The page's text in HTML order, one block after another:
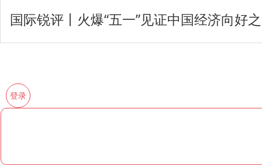
国际锐评丨火爆“五一”见证中国经济向好
登录